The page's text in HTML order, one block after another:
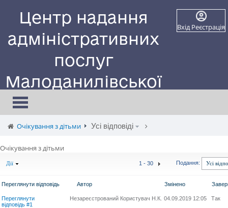
Центр надання
адміністративних
послуг
Малоданилівської
селищної ради
Сайт працює в тестовому режимі
Вхід Реєстрація
Toggle
navigation
Очікування з дітьми
Усі відповіді
Очікування з дітьми
Дії 1 - 30 Подання: Усі
Переглянути відповідь Автор Змінено
Переглянути
відповідь #1
Незареєстрований Користувач Н.К. 04.09.2019 12:05 Так